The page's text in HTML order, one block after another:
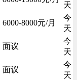
天
6000-8000元/月
今
天
面议
今
天
面议
今
天